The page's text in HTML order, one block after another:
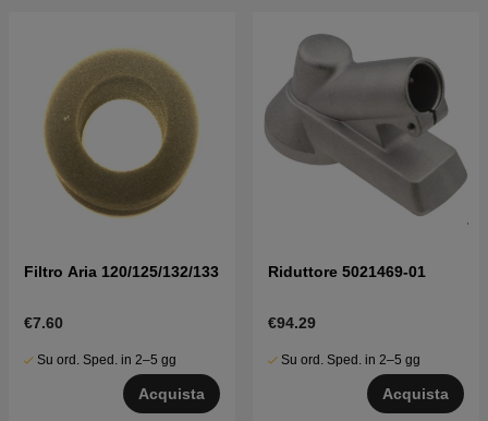
Filtro Aria 120/125/132/133
€7.60
Su ord. Sped. in 2–5 gg
Acquista
Riduttore 5021469-01
€94.29
Su ord. Sped. in 2–5 gg
Acquista